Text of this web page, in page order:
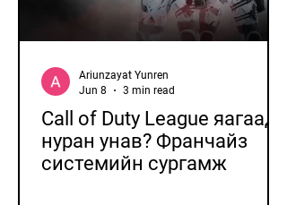
Call of Duty League яагаад
нуран унав? Франчайз
системийн сургамж
Ariunzayat Yunren
Jun 8
3 min read